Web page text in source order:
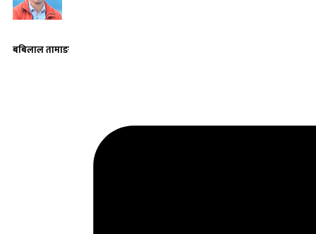
बबिलाल तामाङ